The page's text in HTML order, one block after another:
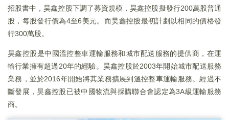
招股書中，昊鑫控股下調了募資規模，昊鑫控股擬發行200萬股普通
股，每股發行價為4至6美元。而昊鑫控股最初計劃以相同的價格發
行300萬股。
昊鑫控股是中國溫控整車運輸服務和城市配送服務的提供商，在運
輸行業擁有超過20年的經驗。昊鑫控股於2003年開始城市配送服務
業務，並於2016年開始將其業務擴展到溫控整車運輸服務。經過不
斷發展，昊鑫控股已被中國物流與採購聯合會認定為3A級運輸服務
商。